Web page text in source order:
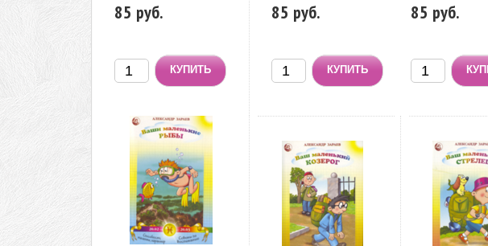
85 руб. 85 руб. 85 руб.